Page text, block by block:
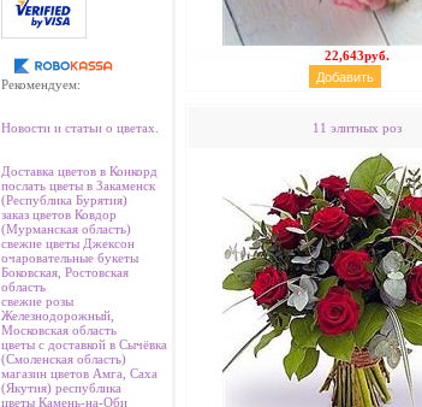
Рекомендуем:
Новости и статьи о цветах.
Доставка цветов в Конкорд
послать цветы в Закаменск
(Республика Бурятия)
заказ цветов Ковдор
(Мурманская область)
свежие цветы Джексон
очаровательные букеты
Боковская, Ростовская
область
свежие розы
Железнодорожный,
Московская область
цветы с доставкой в Сычёвка
(Смоленская область)
магазин цветов Амга, Саха
(Якутия) республика
цветы Камень-на-Оби
22,643руб.
11 элитных роз